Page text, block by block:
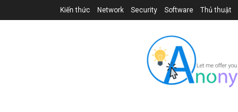
Kiến thức Network Security Software Thủ thuật